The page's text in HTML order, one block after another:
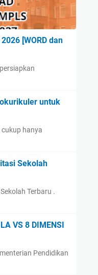
[WORD dan
untuk
cukup hanya
Sekolah
Terbaru .
VS 8 DIMENSI
Pendidikan